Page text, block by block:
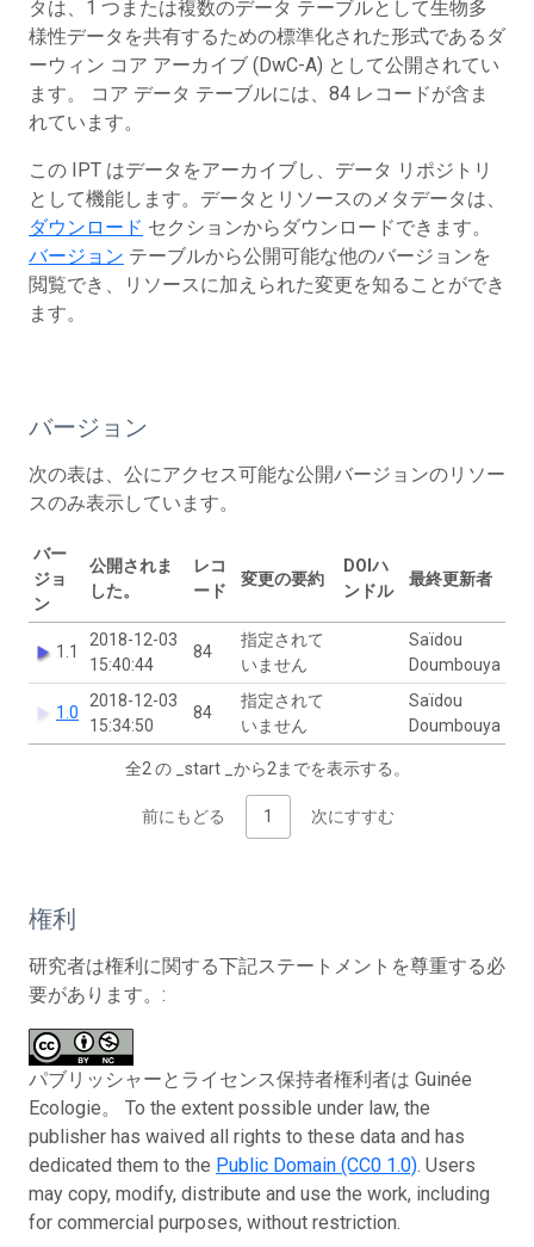
タは、1 つまたは複数のデータ テーブルとして生物多
様性データを共有するための標準化された形式であるダ
ーウィン コア アーカイブ (DwC-A) として公開されてい
ます。 コア データ テーブルには、84 レコードが含ま
れています。
この IPT はデータをアーカイブし、データ リポジトリ
として機能します。データとリソースのメタデータは、
ダウンロード セクションからダウンロードできます。
バージョン テーブルから公開可能な他のバージョンを
閲覧でき、リソースに加えられた変更を知ることができ
ます。
バージョン
次の表は、公にアクセス可能な公開バージョンのリソー
スのみ表示しています。
バー
ジョ
ン
公開されま
した。
レコ
ード
変更の要約
DOIハ
ンドル
最終更新者
1.1
2018-12-03
15:40:44
84
指定されて
いません
Saïdou
Doumbouya
1.0
2018-12-03
15:34:50
84
指定されて
いません
Saïdou
Doumbouya
全2 の _start _から2までを表示する。
前にもどる 1 次にすすむ
権利
研究者は権利に関する下記ステートメントを尊重する必
要があります。:
パブリッシャーとライセンス保持者権利者は Guinée
Ecologie。 To the extent possible under law, the
publisher has waived all rights to these data and has
dedicated them to the Public Domain (CC0 1.0). Users
may copy, modify, distribute and use the work, including
for commercial purposes, without restriction.